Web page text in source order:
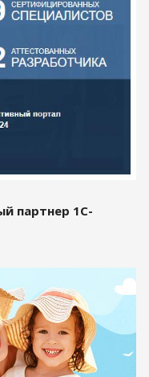
партнер 1С-